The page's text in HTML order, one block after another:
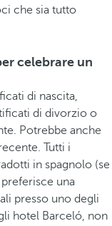
che sia tutto
celebrare un
di nascita,
di divorzio o
Potrebbe anche
Tutti i
in spagnolo (se
preferisce una
presso uno degli
hotel Barceló, non